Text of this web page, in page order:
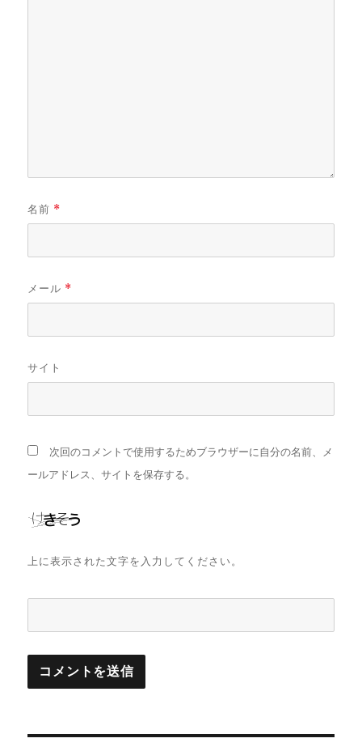
名前 *
メール *
サイト
次回のコメントで使用するためブラウザーに自分の名前、メ
ールアドレス、サイトを保存する。
上に表示された文字を入力してください。